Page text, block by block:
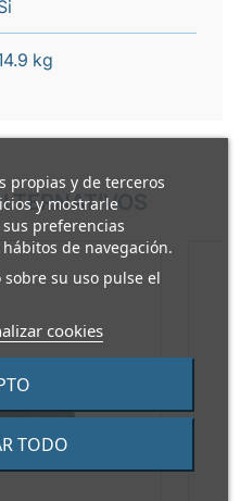
propias y de terceros
y mostrarle
preferencias
de navegación.
su uso pulse el
cookies
TODO
kg